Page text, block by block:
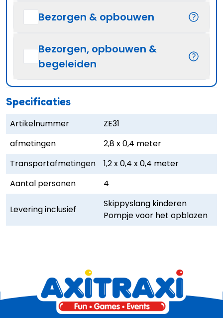
Bezorgen & opbouwen
Bezorgen, opbouwen &
begeleiden
Specificaties
Artikelnummer
ZE31
afmetingen
2,8 x 0,4 meter
Transportafmetingen
1,2 x 0,4 x 0,4 meter
Aantal personen
4
Levering inclusief
Skippyslang kinderen
Pompje voor het opblazen